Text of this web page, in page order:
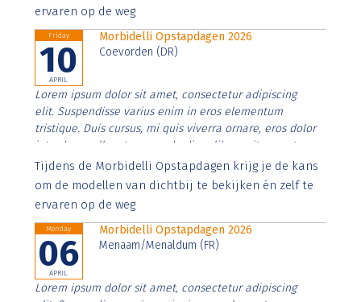
ervaren op de weg
Friday
10
APRIL
Morbidelli Opstapdagen 2026
Coevorden (DR)
Lorem ipsum dolor sit amet, consectetur adipiscing
elit. Suspendisse varius enim in eros elementum
tristique. Duis cursus, mi quis viverra ornare, eros dolor
interdum nulla, ut commodo diam libero vitae erat.
Aenean faucibus nibh et justo cursus id rutrum lorem
imperdiet. Nunc ut sem vitae risus tristique posuere.
Tijdens de Morbidelli Opstapdagen krijg je de kans
om de modellen van dichtbij te bekijken én zelf te
ervaren op de weg
Monday
06
APRIL
Morbidelli Opstapdagen 2026
Menaam/Menaldum (FR)
Lorem ipsum dolor sit amet, consectetur adipiscing